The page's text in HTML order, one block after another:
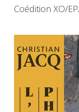
Coédition XO/